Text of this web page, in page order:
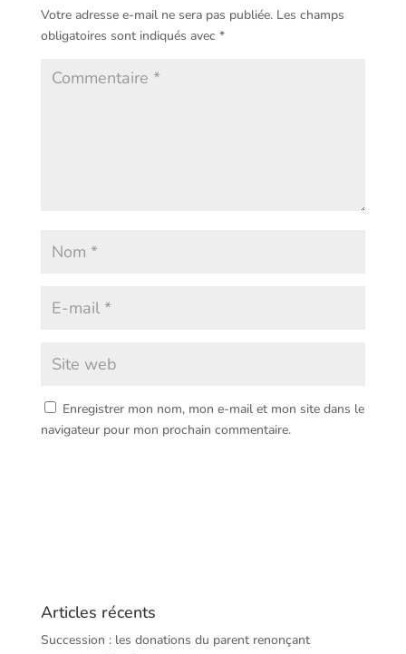
Votre adresse e-mail ne sera pas publiée. Les champs
obligatoires sont indiqués avec *
Enregistrer mon nom, mon e-mail et mon site dans le
navigateur pour mon prochain commentaire.
Articles récents
Succession : les donations du parent renonçant